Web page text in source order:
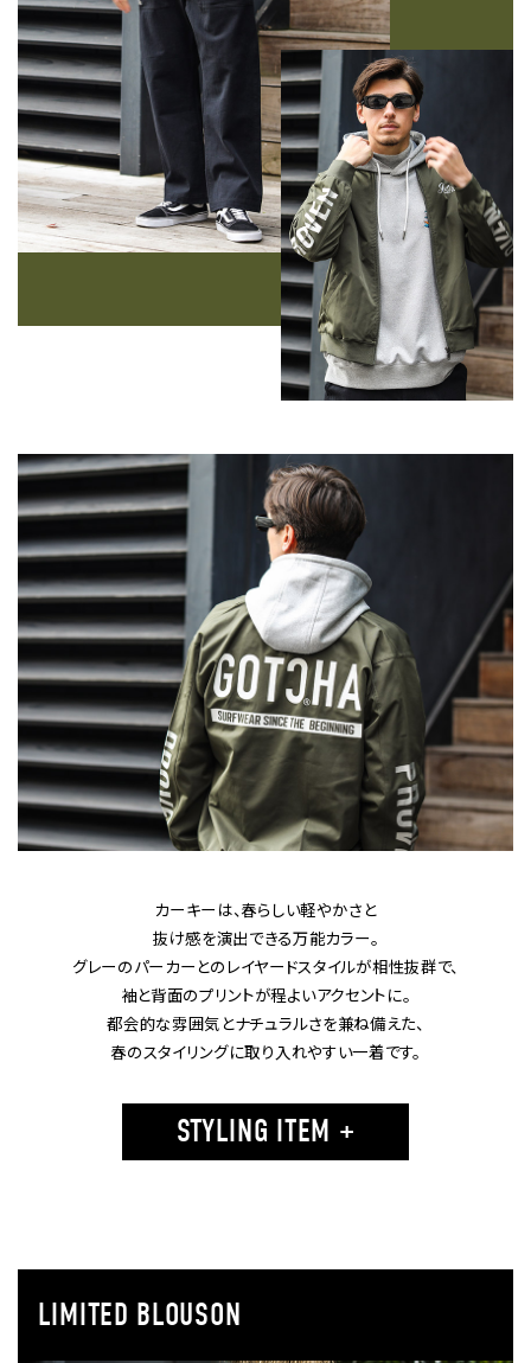
カーキーは、春らしい軽やかさと
抜け感を演出できる万能カラー。
グレーのパーカーとのレイヤードスタイルが相性抜群で、
袖と背面のプリントが程よいアクセントに。
都会的な雰囲気とナチュラルさを兼ね備えた、
春のスタイリングに取り入れやすい一着です。
STYLING ITEM +
LIMITED BLOUSON